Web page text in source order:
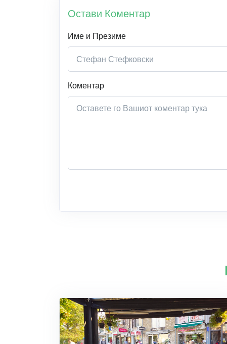
Остави Коментар
Име и Презиме
Коментар